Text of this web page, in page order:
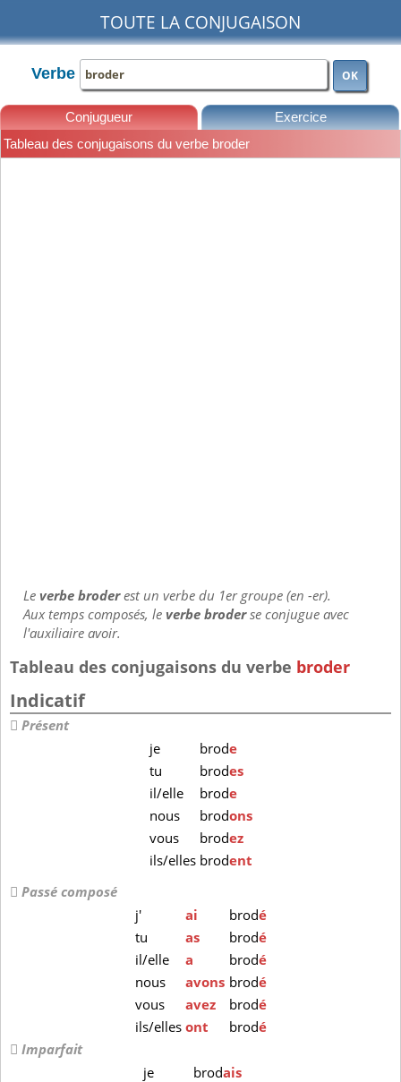
TOUTE LA CONJUGAISON
Verbe OK
Conjugueur Exercice
Tableau des conjugaisons du verbe broder
Leverbe broderest un verbe du 1er groupe (en -er).
Aux temps composés, leverbe broderse conjugue avec
l'auxiliaire avoir.
Tableau des conjugaisons du verbe broder
Indicatif
Présent
je
brode
tu
brodes
il/elle
brode
nous
brodons
vous
brodez
ils/elles brodent
Passé composé
j'
ai brodé
tu
as brodé
il/elle
a brodé
nous
avons brodé
vous
avez brodé
ils/elles ont brodé
Imparfait
je
brodais